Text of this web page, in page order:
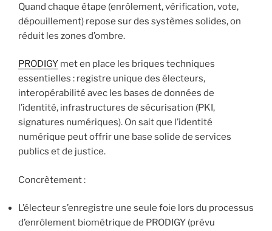
Quand chaque étape (enrôlement, vérification, vote,
dépouillement) repose sur des systèmes solides, on
réduit les zones d’ombre.
PRODIGY met en place les briques techniques
essentielles : registre unique des électeurs,
interopérabilité avec les bases de données de
l’identité, infrastructures de sécurisation (PKI,
signatures numériques). On sait que l’identité
numérique peut offrir une base solide de services
publics et de justice.
Concrètement :
L’électeur s’enregistre une seule foie lors du processus
d’enrôlement biométrique de PRODIGY (prévu